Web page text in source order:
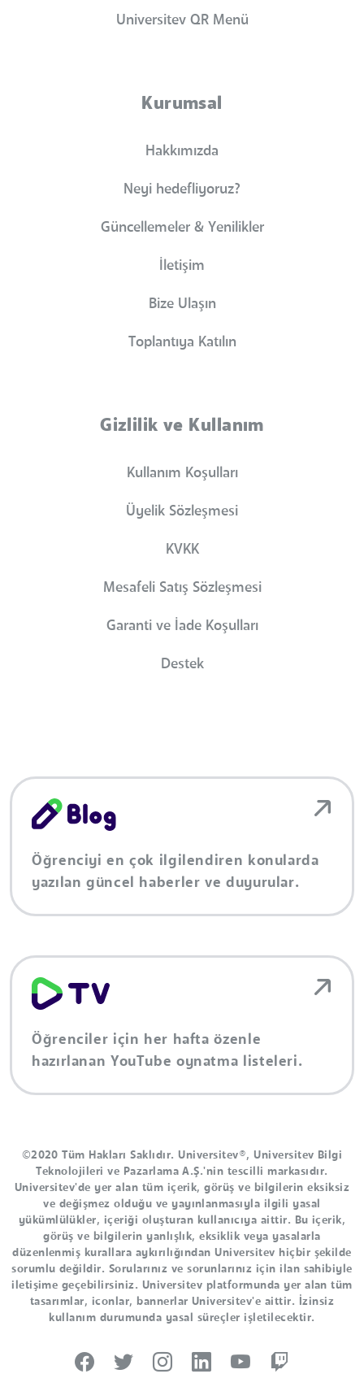
Universitev QR Menü
Kurumsal
Hakkımızda
Neyi hedefliyoruz?
Güncellemeler & Yenilikler
İletişim
Bize Ulaşın
Toplantıya Katılın
Gizlilik ve Kullanım
Kullanım Koşulları
Üyelik Sözleşmesi
KVKK
Mesafeli Satış Sözleşmesi
Garanti ve İade Koşulları
Destek
Öğrenciyi en çok ilgilendiren konularda
yazılan güncel haberler ve duyurular.
Öğrenciler için her hafta özenle
hazırlanan YouTube oynatma listeleri.
©2020 Tüm Hakları Saklıdır. Universitev®, Universitev Bilgi
Teknolojileri ve Pazarlama A.Ş.'nin tescilli markasıdır.
Universitev'de yer alan tüm içerik, görüş ve bilgilerin eksiksiz
ve değişmez olduğu ve yayınlanmasıyla ilgili yasal
yükümlülükler, içeriği oluşturan kullanıcıya aittir. Bu içerik,
görüş ve bilgilerin yanlışlık, eksiklik veya yasalarla
düzenlenmiş kurallara aykırılığından Universitev hiçbir şekilde
sorumlu değildir. Sorularınız ve sorunlarınız için ilan sahibiyle
iletişime geçebilirsiniz. Universitev platformunda yer alan tüm
tasarımlar, iconlar, bannerlar Universitev'e aittir. İzinsiz
kullanım durumunda yasal süreçler işletilecektir.